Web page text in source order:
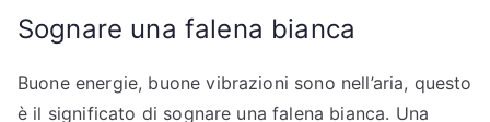
Sognare una falena bianca
Buone energie, buone vibrazioni sono nell’aria, questo
è il significato di sognare una falena bianca. Una